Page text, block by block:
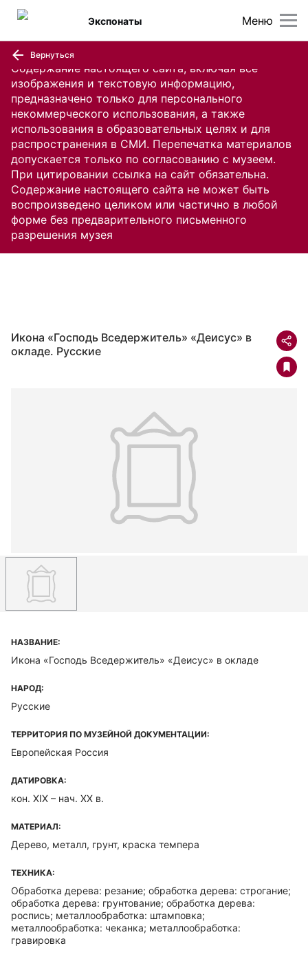
Содержание настоящего сайта, включая все
изображения и текстовую информацию,
предназначено только для персонального
некоммерческого использования, а также
использования в образовательных целях и для
распространения в СМИ. Перепечатка материалов
допускается только по согласованию с музеем.
При цитировании ссылка на сайт обязательна.
Содержание настоящего сайта не может быть
воспроизведено целиком или частично в любой
форме без предварительного письменного
разрешения музея
Меню
Экспонаты
Вернуться
Икона «Господь Вседержитель» «Деисус» в
окладе. Русские
НАЗВАНИЕ:
Икона «Господь Вседержитель» «Деисус» в окладе
НАРОД:
Русские
ТЕРРИТОРИЯ ПО МУЗЕЙНОЙ ДОКУМЕНТАЦИИ:
Европейская Россия
ДАТИРОВКА:
кон. XIX – нач. XX в.
МАТЕРИАЛ:
Дерево, металл, грунт, краска темпера
ТЕХНИКА:
Обработка дерева: резание; обработка дерева: строгание;
обработка дерева: грунтование; обработка дерева:
роспись; металлообработка: штамповка;
металлообработка: чеканка; металлообработка:
гравировка